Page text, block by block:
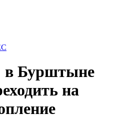
в Бурштыне
на